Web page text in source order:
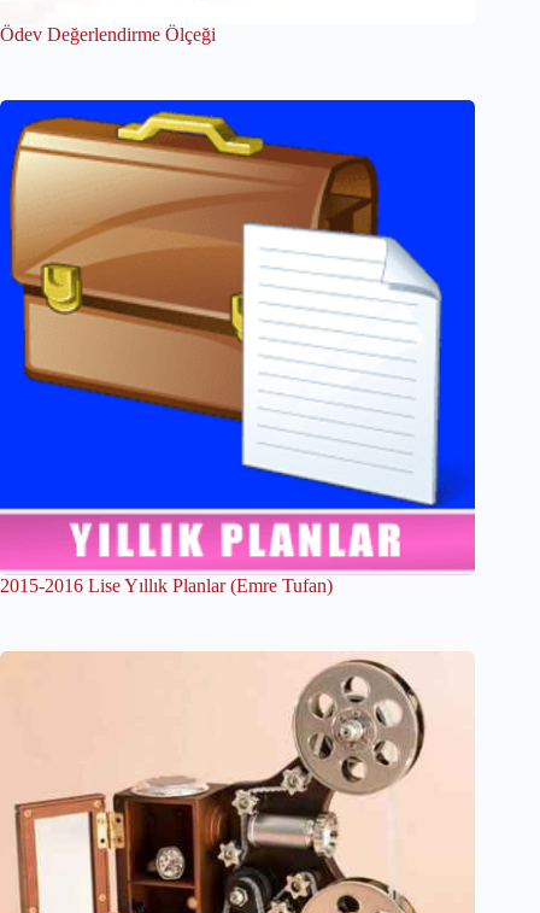
Ödev Değerlendirme Ölçeği
2015-2016 Lise Yıllık Planlar (Emre Tufan)